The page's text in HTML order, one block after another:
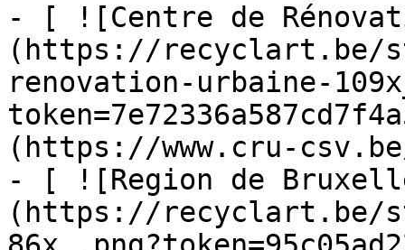
- [ ![Centre de
(https://recyclart.be/
renovation-urbaine-
(https://www.cru-
- [ ![Region de
(https://recyclart.be/